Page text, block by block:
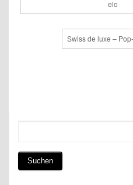
elo
Swiss de luxe –